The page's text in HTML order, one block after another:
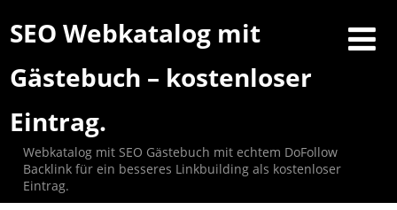
SEO Webkatalog mit
Gästebuch – kostenloser
Eintrag.
Webkatalog mit SEO Gästebuch mit echtem DoFollow
Backlink für ein besseres Linkbuilding als kostenloser
Eintrag.